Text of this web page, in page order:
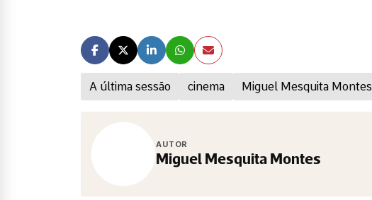
A última sessão cinema Miguel Mesquita Montes
AUTOR
Miguel Mesquita Montes